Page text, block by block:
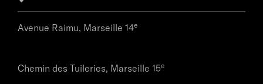
Avenue Raimu, Marseille 14e
Chemin des Tuileries, Marseille 15e